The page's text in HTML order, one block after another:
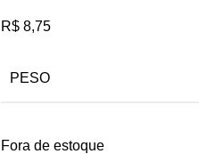
R$ 8,75
PESO
Fora de estoque